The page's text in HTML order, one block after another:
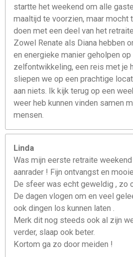
startte het weekend om alle
maaltijd te voorzien, maar mocht
doen met een deel van het
Zowel Renate als Diana hebben
en energieke manier geholpen op
zelfontwikkeling, een reis met je
sliepen we op een prachtige
aan niets. Ik kijk terug op een
weer heb kunnen vinden samen
mensen.
Linda
Was mijn eerste retraite
aanrader ! Fijn ontvangst en
De sfeer was echt geweldig , zo
De dagen vlogen om en veel
ook dingen los kunnen laten .
Merk dit nog steeds ook al zijn
verder, slaap ook beter.
Kortom ga zo door meiden !